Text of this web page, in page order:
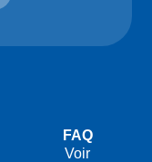
FAQ
Voir